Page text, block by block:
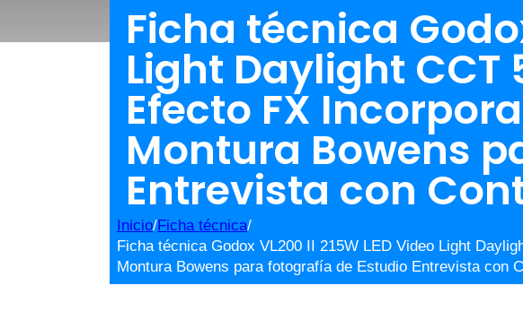
Ficha técnica
Light Daylight CCT
Efecto FX
Montura Bowens
Entrevista con
Inicio/Ficha técnica/
Ficha técnica Godox VL200 II 215W LED Video Light
Montura Bowens para fotografía de Estudio Entrevista con